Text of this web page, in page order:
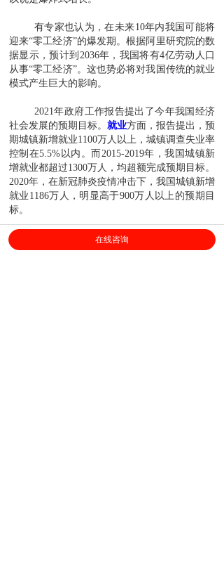
有专家也认为，在未来10年内我国可能将
迎来“零工经济”的爆发期。根据阿里研究院的数
据显示，预计到2036年，我国将有4亿劳动人口
从事“零工经济”。这也势必将对我国传统的就业
模式产生巨大的影响。
2021年政府工作报告提出了今年我国经济
社会发展的预期目标。 就业方面，报告提出，预
期城镇新增就业1100万人以上，城镇调查失业率
控制在5.5%以内。而2015-2019年，我国城镇新
增就业都超过1300万人，均超额完成预期目标。
2020年，在新冠肺炎疫情冲击下，我国城镇新增
就业1186万人，明显高于900万人以上的预期目
标。
在线咨询